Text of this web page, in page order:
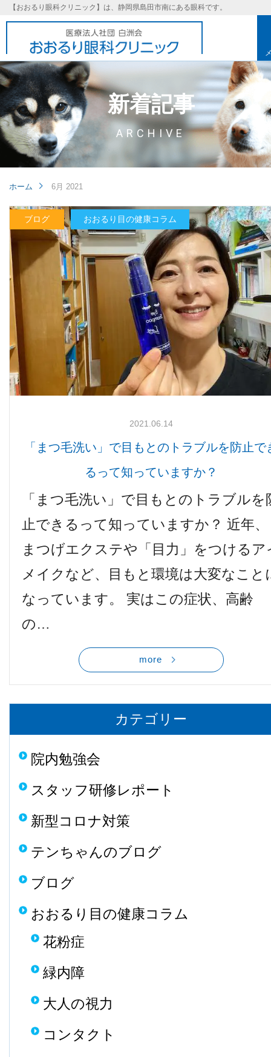
【おおるり眼科クリニック】は、静岡県島田市南にある眼科です。
基本理念
取り組み
検査機器のご紹介
ご予約について
他病院との連携
小児眼科
子どもの近視
学会レポート
新着記事
ARCHIVE
ホーム 6月 2021
ブログ おおるり目の健康コラム
2021.06.14
「まつ毛洗い」で目もとのトラブルを防止で
るって知っていますか？
「まつ毛洗い」で目もとのトラブルを
止できるって知っていますか？ 近年、
まつげエクステや「目力」をつけるア
メイクなど、目もと環境は大変なこと
なっています。 実はこの症状、高齢
の…
more
カテゴリー
院内勉強会
スタッフ研修レポート
新型コロナ対策
テンちゃんのブログ
ブログ
おおるり目の健康コラム
花粉症
緑内障
大人の視力
コンタクト